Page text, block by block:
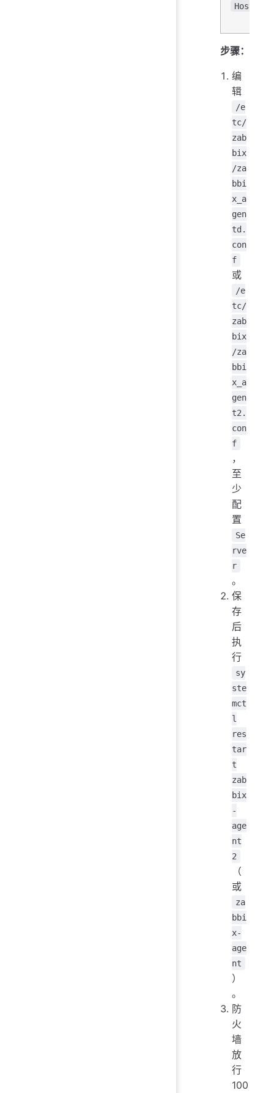
Hostname
步骤：
编
辑
/e
tc/
zab
bix
/za
bbi
x_a
gen
td.
con
f
或
/e
tc/
zab
bix
/za
bbi
x_a
gen
t2.
con
f
，
至
少
配
置
Se
rve
r
。
保
存
后
执
行
sy
ste
mct
l
res
tar
t
zab
bix
-
age
nt
2
（
或
za
bbi
x-
age
nt
）
。
防
火
墙
放
行
100